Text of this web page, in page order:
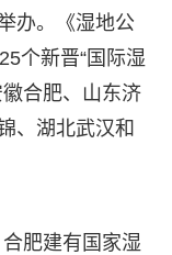
办。《湿地公
个新晋“国际湿
合肥、山东济
、湖北武汉和
肥建有国家湿